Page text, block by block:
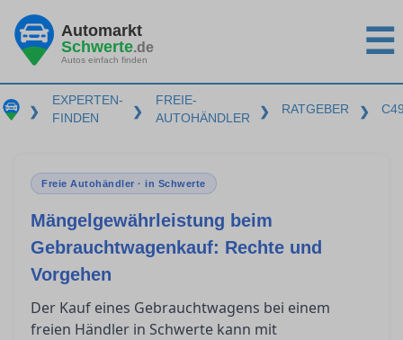
Automarkt
Schwerte.de
Autos einfach finden ☰
❯
EXPERTEN-
FINDEN
❯
FREIE-
AUTOHÄNDLER
❯ RATGEBER ❯
Freie Autohändler · in Schwerte
Mängelgewährleistung beim
Gebrauchtwagenkauf: Rechte und
Vorgehen
Der Kauf eines Gebrauchtwagens bei einem
freien Händler in Schwerte kann mit